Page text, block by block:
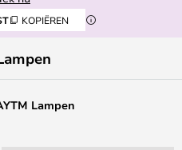
KOPIËREN
Lampen